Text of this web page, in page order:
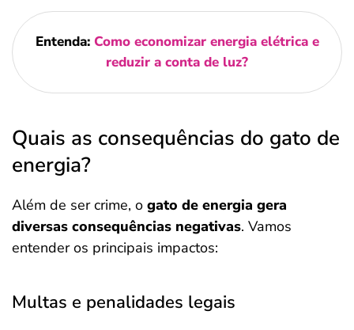
Entenda: Como economizar energia elétrica e
reduzir a conta de luz?
Quais as consequências do gato de
energia?
Além de ser crime, o gato de energia gera
diversas consequências negativas. Vamos
entender os principais impactos:
Multas e penalidades legais